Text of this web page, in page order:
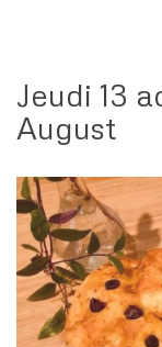
Jeudi 13
August